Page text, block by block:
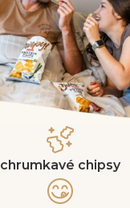
chrumkavé chipsy